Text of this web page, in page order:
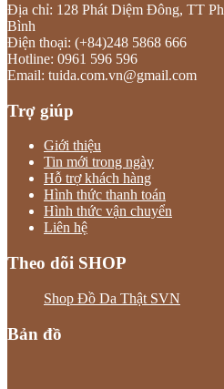
Địa chỉ: 128 Phát Diệm Đông, TT
Bình
Điện thoại: (+84)248 5868 666
Hotline: 0961 596 596
Email: tuida.com.vn@gmail.com
Trợ giúp
Giới thiệu
Tin mới trong ngày
Hỗ trợ khách hàng
Hình thức thanh toán
Hình thức vận chuyển
Liên hệ
Theo dõi SHOP
Shop Đồ Da Thật SVN
Bản đồ